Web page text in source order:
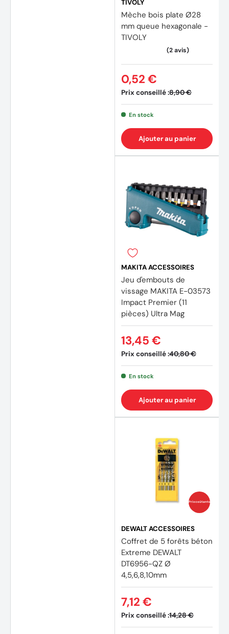
TIVOLY
Mèche bois plate Ø28
mm queue hexagonale -
TIVOLY
Prix conseillé :8,90 €
0,52 €
En stock
Ajouter au panier
MAKITA ACCESSOIRES
Jeu d'embouts de
vissage MAKITA E-03573
Impact Premier (11
pièces) Ultra Mag
Prix conseillé :40,80 €
13,45 €
En stock
Ajouter au panier
Prix coûtants
DEWALT ACCESSOIRES
Coffret de 5 forêts béton
Extreme DEWALT
DT6956-QZ Ø
4,5,6,8,10mm
Prix conseillé :14,28 €
7,12 €